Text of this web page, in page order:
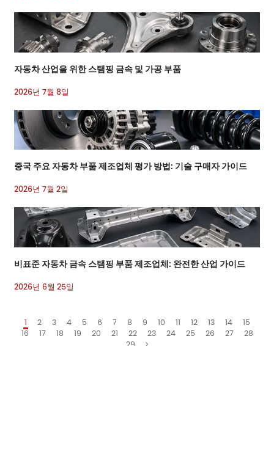
자동차 산업을 위한 스탬핑 금속 및 가공 부품
2026년 7월 8일
중국 주요 자동차 부품 제조업체 평가 방법: 기술 구매자 가이드
2026년 7월 2일
비표준 자동차 금속 스탬핑 부품 제조업체: 완전한 산업 가이드
2026년 6월 25일
1 2 3 4 5 6 7 8 9 10 11 12 13 14
15
16
17 18 19 20 21 22 23 24 25 26 27
28
29